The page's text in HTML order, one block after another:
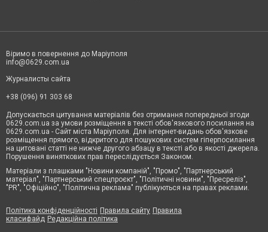
Віримо в повернення до Маріуполя
info@0629.com.ua
Журналисты сайта
+38 (096) 91 303 68
Допускається цитування матеріалів без отримання попередньої згоди
0629.com.ua за умови розміщення в тексті обов'язкового посилання на
0629.com.ua - Сайт міста Маріуполя. Для інтернет-видань обов'язкове
розміщення прямого, відкритого для пошукових систем гіперпосилання
на цитовані статті не нижче другого абзацу в тексті або в якості джерела.
Порушення виняткових прав переслідується Законом.
Матеріали з плашками "Новини компаній", "Промо", "Партнерський
матеріал", "Партнерський спецпроєкт", "Політичні новини", "Пресреліз",
"PR", "Офіційно", "Політична реклама" публікуються на правах реклами.
Політика конфіденційності Правила сайту Правила
класифайд Редакційна політика